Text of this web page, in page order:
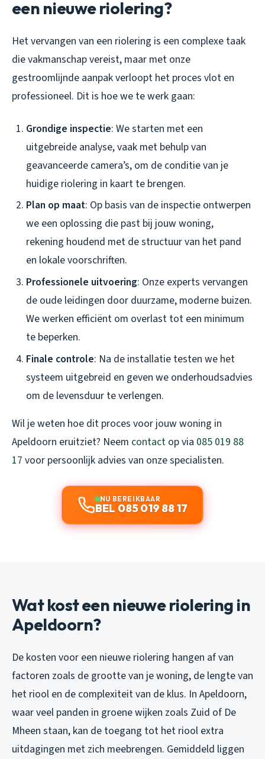
een nieuwe riolering?
Het vervangen van een riolering is een complexe taak
die vakmanschap vereist, maar met onze
gestroomlijnde aanpak verloopt het proces vlot en
professioneel. Dit is hoe we te werk gaan:
Grondige inspectie: We starten met een
uitgebreide analyse, vaak met behulp van
geavanceerde camera’s, om de conditie van je
huidige riolering in kaart te brengen.
Plan op maat: Op basis van de inspectie ontwerpen
we een oplossing die past bij jouw woning,
rekening houdend met de structuur van het pand
en lokale voorschriften.
Professionele uitvoering: Onze experts vervangen
de oude leidingen door duurzame, moderne buizen.
We werken efficiënt om overlast tot een minimum
te beperken.
Finale controle: Na de installatie testen we het
systeem uitgebreid en geven we onderhoudsadvies
om de levensduur te verlengen.
Wil je weten hoe dit proces voor jouw woning in
Apeldoorn eruitziet? Neem contact op via 085 019 88
17 voor persoonlijk advies van onze specialisten.
NU BEREIKBAAR
BEL 085 019 88 17
Wat kost een nieuwe riolering in
Apeldoorn?
De kosten voor een nieuwe riolering hangen af van
factoren zoals de grootte van je woning, de lengte van
het riool en de complexiteit van de klus. In Apeldoorn,
waar veel panden in groene wijken zoals Zuid of De
Mheen staan, kan de toegang tot het riool extra
uitdagingen met zich meebrengen. Gemiddeld liggen